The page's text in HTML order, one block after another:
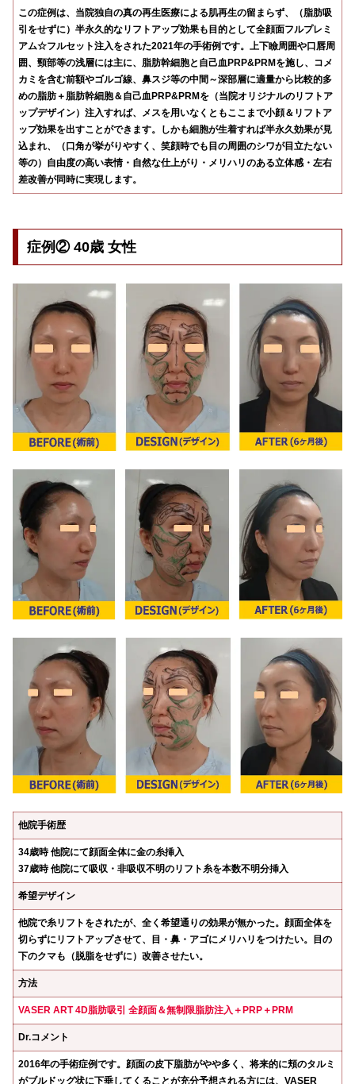
この症例は、当院独自の真の再生医療による肌再生の留まらず、（脂肪吸
引をせずに）半永久的なリフトアップ効果も目的として全顔面フルプレミ
アム☆フルセット注入をされた2021年の手術例です。上下瞼周囲や口唇周
囲、頸部等の浅層には主に、脂肪幹細胞と自己血PRP&PRMを施し、コメ
カミを含む前額やゴルゴ線、鼻スジ等の中間～深部層に適量から比較的多
めの脂肪＋脂肪幹細胞＆自己血PRP&PRMを（当院オリジナルのリフトア
ップデザイン）注入すれば、メスを用いなくともここまで小顔＆リフトア
ップ効果を出すことができます。しかも細胞が生着すれば半永久効果が見
込まれ、（口角が挙がりやすく、笑顔時でも目の周囲のシワが目立たない
等の）自由度の高い表情・自然な仕上がり・メリハリのある立体感・左右
差改善が同時に実現します。
症例②40歳 女性
他院手術歴
34歳時 他院にて顔面全体に金の糸挿入
37歳時 他院にて吸収・非吸収不明のリフト糸を本数不明分挿入
希望デザイン
他院で糸リフトをされたが、全く希望通りの効果が無かった。 顔面全体を
切らずにリフトアップさせて、目・鼻・アゴにメリハリをつけたい。目の
下のクマも（脱脂をせずに）改善させたい。
方法
VASER ART 4D脂肪吸引 全顔面＆無制限脂肪注入＋PRP＋PRM
Dr.コメント
2016年の手術症例です。顔面の皮下脂肪がやや多く、将来的に頬のタルミ
がブルドッグ状に下垂してくることが充分予想される方には、VASER